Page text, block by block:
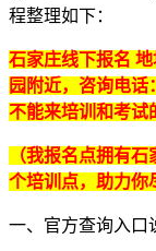
程整理如下：
石家庄线下报名
园附近，咨询电话
不能来培训和考试
（我报名点拥有
个培训点，助力你
一、官方查询入口